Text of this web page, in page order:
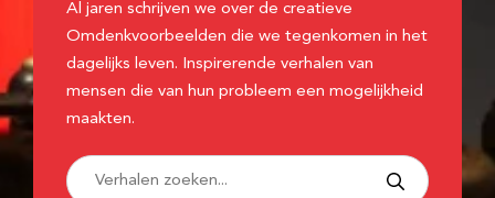
Al jaren schrijven we over de creatieve
Omdenkvoorbeelden die we tegenkomen in het
dagelijks leven. Inspirerende verhalen van
mensen die van hun probleem een mogelijkheid
maakten.